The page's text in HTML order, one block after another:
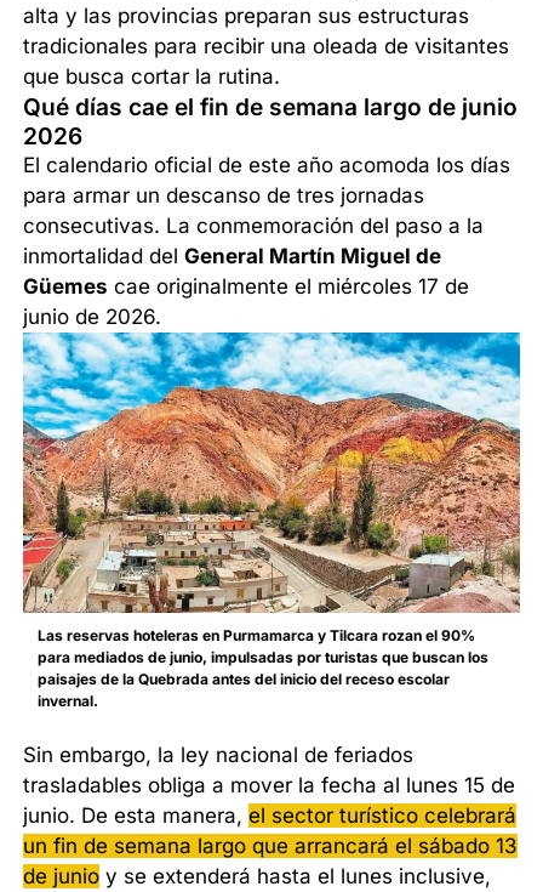
alta y las provincias preparan sus estructuras
tradicionales para recibir una oleada de visitantes
que busca cortar la rutina.
Qué días cae el fin de semana largo de junio
2026
El calendario oficial de este año acomoda los días
para armar un descanso de tres jornadas
consecutivas. La conmemoración del paso a la
inmortalidad delGeneral Martín Miguel de
Güemes cae originalmente el miércoles 17 de
junio de 2026.
Las reservas hoteleras en Purmamarca y Tilcara rozan el 90%
para mediados de junio, impulsadas por turistas que buscan los
paisajes de la Quebrada antes del inicio del receso escolar
invernal.
Sin embargo, la ley nacional de feriados
trasladables obliga a mover la fecha al lunes 15 de
junio. De esta manera,el sector turístico celebrará
un fin de semana largo que arrancará el sábado 13
de junio y se extenderá hasta el lunes inclusive,